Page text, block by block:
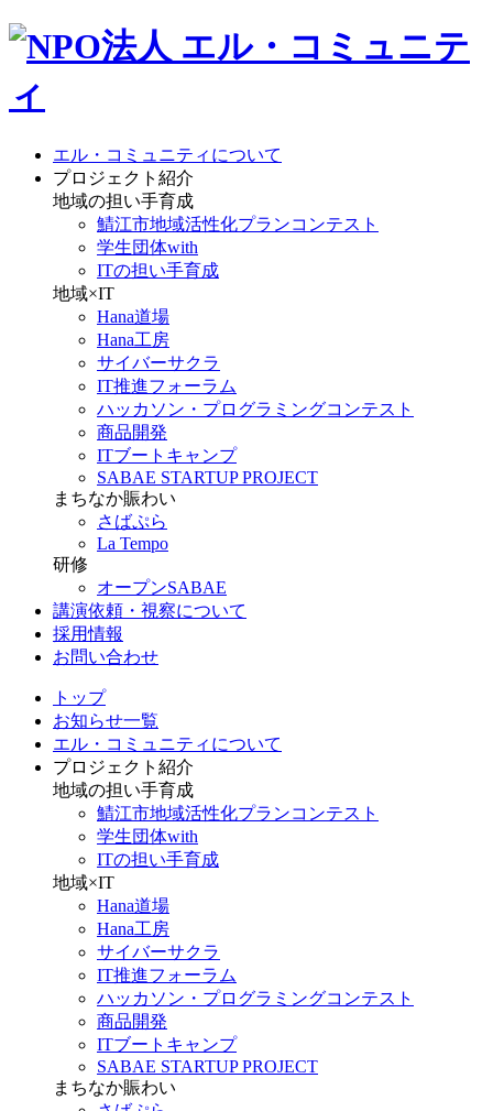
エル・コミュニティについて
プロジェクト紹介
地域の担い手育成
鯖江市地域活性化プランコンテスト
学生団体with
ITの担い手育成
地域×IT
Hana道場
Hana工房
サイバーサクラ
IT推進フォーラム
ハッカソン・プログラミングコンテスト
商品開発
ITブートキャンプ
SABAE STARTUP PROJECT
まちなか賑わい
さばぷら
La Tempo
研修
オープンSABAE
講演依頼・視察について
採用情報
お問い合わせ
トップ
お知らせ一覧
エル・コミュニティについて
プロジェクト紹介
地域の担い手育成
鯖江市地域活性化プランコンテスト
学生団体with
ITの担い手育成
地域×IT
Hana道場
Hana工房
サイバーサクラ
IT推進フォーラム
ハッカソン・プログラミングコンテスト
商品開発
ITブートキャンプ
SABAE STARTUP PROJECT
まちなか賑わい